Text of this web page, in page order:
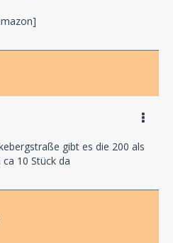
gibt es die 200 als
10 Stück da